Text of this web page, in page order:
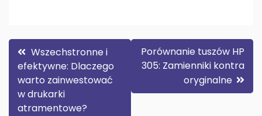
Nawigacja
wpisu
Wszechstronne i
efektywne: Dlaczego
warto zainwestować
w drukarki
atramentowe?
Porównanie tuszów HP
305: Zamienniki kontra
oryginalne